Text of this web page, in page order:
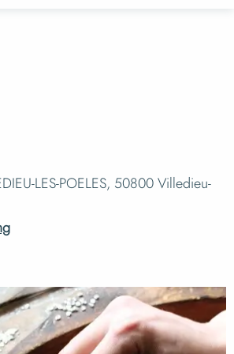
LES-POELES, 50800 Villedieu-
favoris